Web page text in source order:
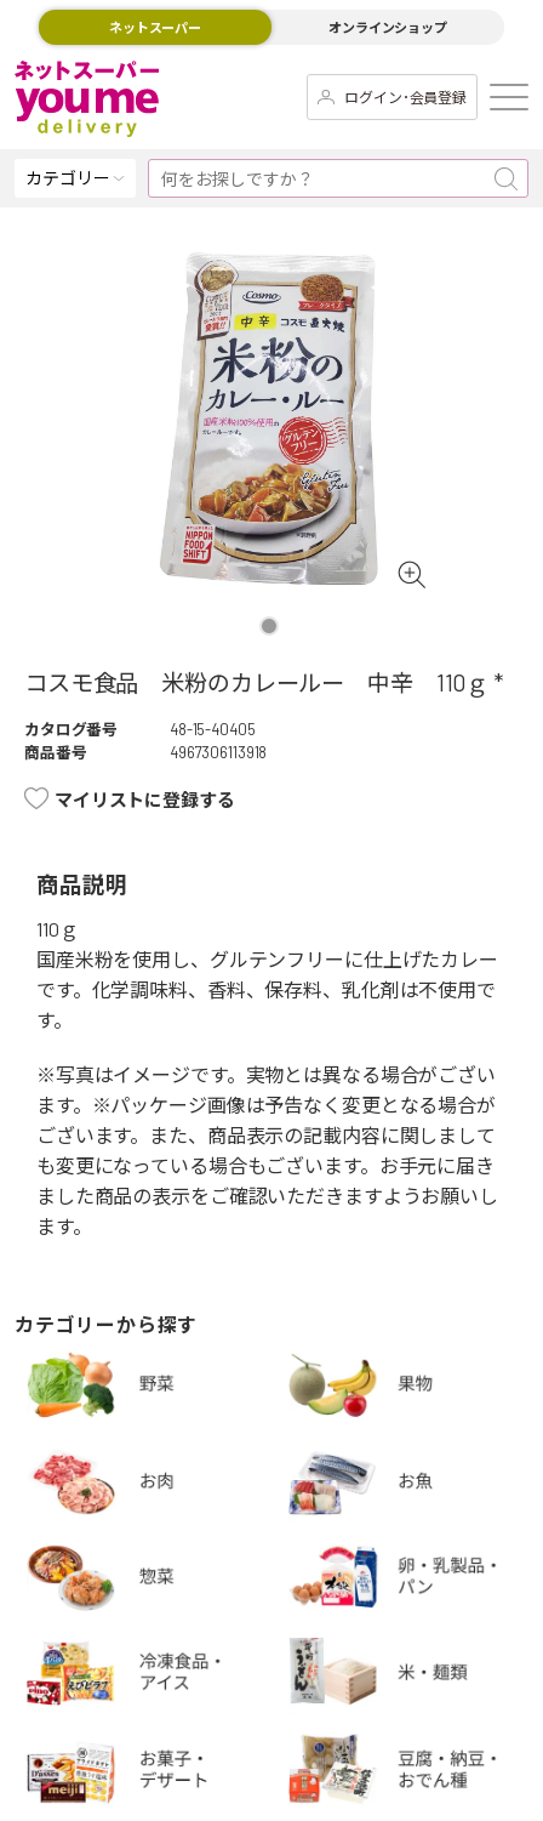
ネットスーパー オンラインショップ
ログイン･会員登録
カテゴリー
コスモ食品 米粉のカレールー 中辛 110ｇ *
カタログ番号
48-15-40405
商品番号
4967306113918
マイリストに登録する
商品説明
110ｇ
国産米粉を使用し、グルテンフリーに仕上げたカレー
です。化学調味料、香料、保存料、乳化剤は不使用で
す。
※写真はイメージです。実物とは異なる場合がござい
ます。※パッケージ画像は予告なく変更となる場合が
ございます。また、商品表示の記載内容に関しまして
も変更になっている場合もございます。お手元に届き
ました商品の表示をご確認いただきますようお願いし
ます。
カテゴリーから探す